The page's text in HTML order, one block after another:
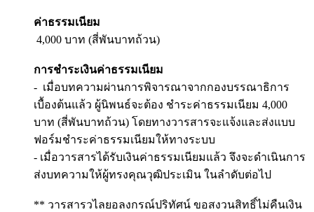
ค่าธรรมเนียม
4,000 บาท (สี่พันบาทถ้วน)
การชำระเงินค่าธรรมเนียม
- เมื่อบทความผ่านการพิจารณาจากกองบรรณาธิการ
เบื้องต้นแล้ว ผู้นิพนธ์จะต้อง ชำระค่าธรรมเนียม 4,000
บาท (สี่พันบาทถ้วน) โดยทางวารสารจะแจ้งและส่งแบบ
ฟอร์มชำระค่าธรรมเนียมให้ทางระบบ
- เมื่อวารสารได้รับเงินค่าธรรมเนียมแล้ว จึงจะดำเนินการ
ส่งบทความให้ผู้ทรงคุณวุฒิประเมิน ในลำดับต่อไป
** วารสารวไลยอลงกรณ์ปริทัศน์ ขอสงวนสิทธิ์ไม่คืนเงิน